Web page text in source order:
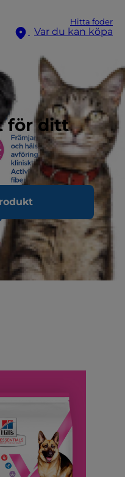
Hitta foder
Var du kan köpa
för ditt